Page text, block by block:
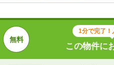
1分で完了！
この物件に
1分で完了！
この物件に